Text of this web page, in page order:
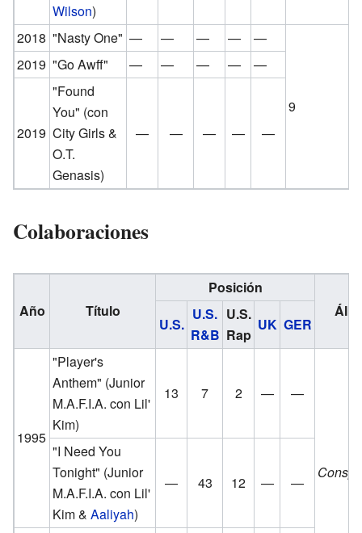
Wilson)
2018 "Nasty One" — — — — —
9
2019 "Go Awff" — — — — —
2019
"Found
You" (con
City Girls &
O.T.
Genasis)
— — — — —
Colaboraciones
Año Título
Posición
U.S.
U.S.
R&B
U.S.
Rap
UK GER
1995
"Player's
Anthem" (Junior
M.A.F.I.A. con Lil'
Kim)
13 7 2 — —
"I Need You
Tonight" (Junior
M.A.F.I.A. con Lil'
Kim &Aaliyah)
— 43 12 — —